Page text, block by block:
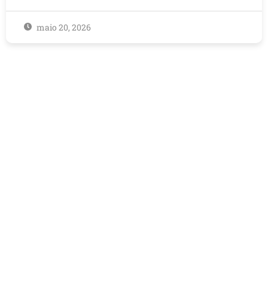
maio 20, 2026